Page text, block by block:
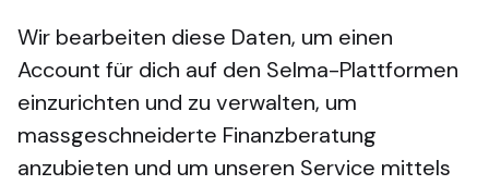
Wir bearbeiten diese Daten, um einen
Account für dich auf den Selma-Plattformen
einzurichten und zu verwalten, um
massgeschneiderte Finanzberatung
anzubieten und um unseren Service mittels